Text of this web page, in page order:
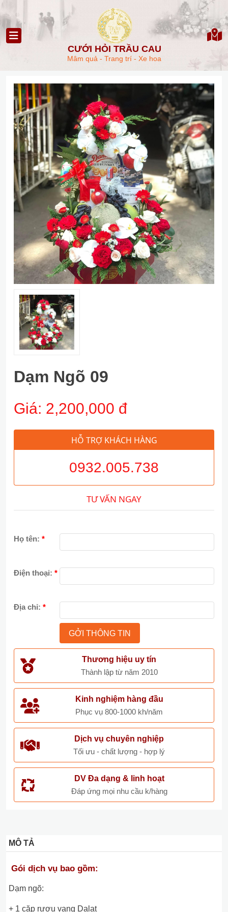
CƯỚI HỎI TRẦU CAU
Mâm quả - Trang trí - Xe hoa
Dạm Ngõ 09
Giá: 2,200,000 đ
HỖ TRỢ KHÁCH HÀNG
0932.005.738
TƯ VẤN NGAY
Họ tên: *
Điện thoại: *
Địa chỉ: *
Thương hiệu uy tín
Thành lập từ năm 2010
Kinh nghiệm hàng đầu
Phục vụ 800-1000 kh/năm
Dịch vụ chuyên nghiệp
Tối ưu - chất lượng - hợp lý
DV Đa dạng & linh hoạt
Đáp ứng mọi nhu cầu k/hàng
MÔ TẢ
Gói dịch vụ bao gồm:
Dạm ngõ:
+ 1 cặp rượu vang Dalat